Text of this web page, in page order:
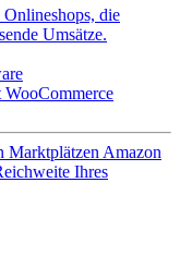
die
Umsätze.
Marktplätzen Amazon
Ihres